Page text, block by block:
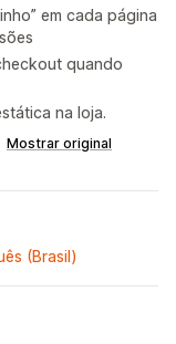
em cada página
quando
na loja.
Mostrar original
(Brasil)